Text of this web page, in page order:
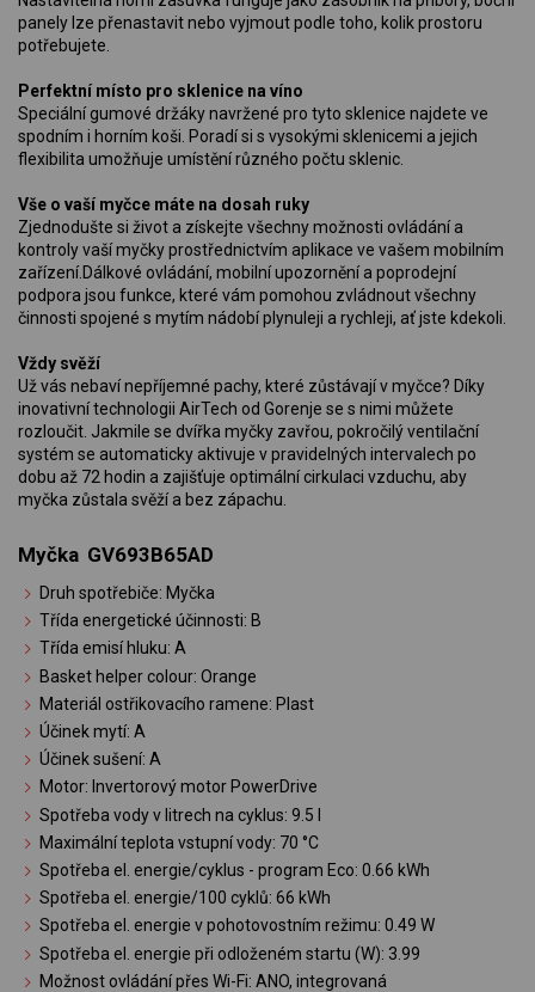
panely lze přenastavit nebo vyjmout podle toho, kolik prostoru
potřebujete.
Perfektní místo pro sklenice na víno
Speciální gumové držáky navržené pro tyto sklenice najdete ve
spodním i horním koši. Poradí si s vysokými sklenicemi a jejich
flexibilita umožňuje umístění různého počtu sklenic.
Vše o vaší myčce máte na dosah ruky
Zjednodušte si život a získejte všechny možnosti ovládání a
kontroly vaší myčky prostřednictvím aplikace ve vašem mobilním
zařízení.Dálkové ovládání, mobilní upozornění a poprodejní
podpora jsou funkce, které vám pomohou zvládnout všechny
činnosti spojené s mytím nádobí plynuleji a rychleji, ať jste kdekoli.
Vždy svěží
Už vás nebaví nepříjemné pachy, které zůstávají v myčce? Díky
inovativní technologii AirTech od Gorenje se s nimi můžete
rozloučit. Jakmile se dvířka myčky zavřou, pokročilý ventilační
systém se automaticky aktivuje v pravidelných intervalech po
dobu až 72 hodin a zajišťuje optimální cirkulaci vzduchu, aby
myčka zůstala svěží a bez zápachu.
Myčka GV693B65AD
Druh spotřebiče: Myčka
Třída energetické účinnosti: B
Třída emisí hluku: A
Basket helper colour: Orange
Materiál ostřikovacího ramene: Plast
Účinek mytí: A
Účinek sušení: A
Motor: Invertorový motor PowerDrive
Spotřeba vody v litrech na cyklus: 9.5 l
Maximální teplota vstupní vody: 70 °C
Spotřeba el. energie/cyklus - program Eco: 0.66 kWh
Spotřeba el. energie/100 cyklů: 66 kWh
Spotřeba el. energie v pohotovostním režimu: 0.49 W
Spotřeba el. energie při odloženém startu (W): 3.99
Možnost ovládání přes Wi-Fi: ANO, integrovaná